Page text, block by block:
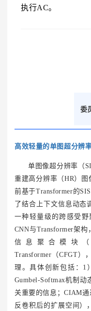
执行AC。
委
高效轻量的单图超分辨
单图像超分辨率（
重建高分辨率（HR）
前基于Transformer的
了结合上下文信息动
一种轻量级的跨感受
CNN与Transformer架
信息聚合模块
Transformer（CFGT）
理。具体创新包括：1
Gumbel-Softmax机制
关重要的信息；CIAM通
反卷积后的扩展空间）